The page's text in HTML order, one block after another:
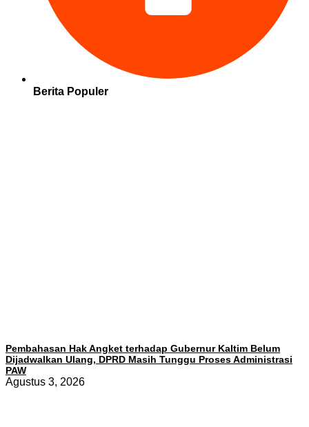
Berita Populer
Pembahasan Hak Angket terhadap Gubernur Kaltim Belum
Dijadwalkan Ulang, DPRD Masih Tunggu Proses Administrasi
PAW
Agustus 3, 2026